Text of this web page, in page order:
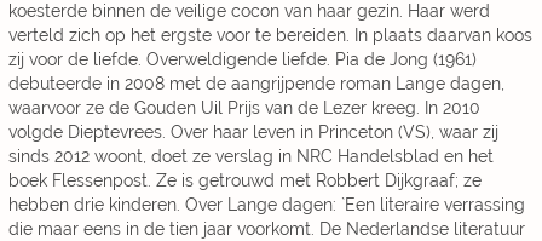
koesterde binnen de veilige cocon van haar gezin. Haar werd
verteld zich op het ergste voor te bereiden. In plaats daarvan koos
zij voor de liefde. Overweldigende liefde. Pia de Jong (1961)
debuteerde in 2008 met de aangrijpende roman Lange dagen,
waarvoor ze de Gouden Uil Prijs van de Lezer kreeg. In 2010
volgde Dieptevrees. Over haar leven in Princeton (VS), waar zij
sinds 2012 woont, doet ze verslag in NRC Handelsblad en het
boek Flessenpost. Ze is getrouwd met Robbert Dijkgraaf; ze
hebben drie kinderen. Over Lange dagen: `Een literaire verrassing
die maar eens in de tien jaar voorkomt. De Nederlandse literatuur